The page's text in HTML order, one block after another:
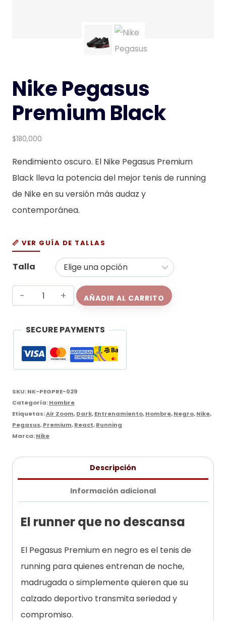
Nike Pegasus
Premium Black
$180,000
Rendimiento oscuro. El Nike Pegasus Premium
Black lleva la potencia del mejor tenis de running
de Nike en su versión más audaz y
contemporánea.
📏 VER GUÍA DE TALLAS
Talla
Nike
Pegasus
Premium
cantidad
AÑADIR AL CARRITO
SECURE PAYMENTS
SKU:NK-PEGPRE-029
Categoría:Hombre
Etiquetas:Air Zoom,Dark,Entrenamiento,Hombre,Negro,Nike,
Pegasus,Premium,React,Running
Marca:Nike
Descripción
Información adicional
El runner que no descansa
El Pegasus Premium en negro es el tenis de
running para quienes entrenan de noche,
madrugada o simplemente quieren que su
calzado deportivo transmita seriedad y
compromiso.